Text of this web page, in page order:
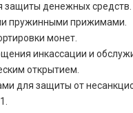
защиты денежных средств.
пружинными прижимами.
монет.
инкассации и
открытием.
для защиты от